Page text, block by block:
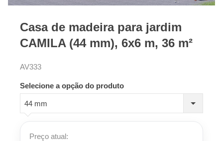
Casa de madeira para jardim
CAMILA (44 mm), 6x6 m, 36 m²
AV333
Selecione a opção do produto
44 mm
Preço atual: